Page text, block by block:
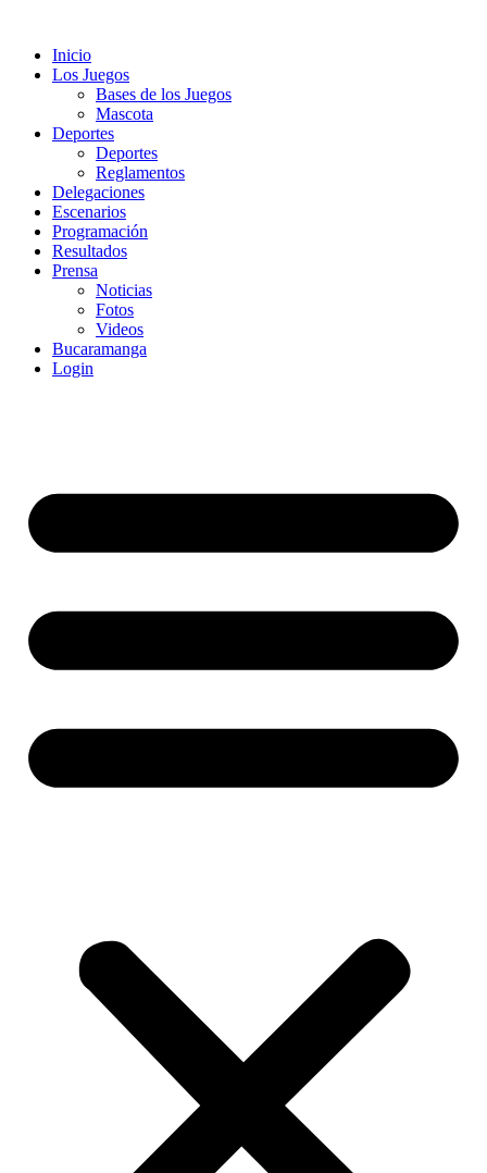
contenido
Inicio
Los Juegos
Bases de los Juegos
Mascota
Deportes
Deportes
Reglamentos
Delegaciones
Escenarios
Programación
Resultados
Prensa
Noticias
Fotos
Videos
Bucaramanga
Login